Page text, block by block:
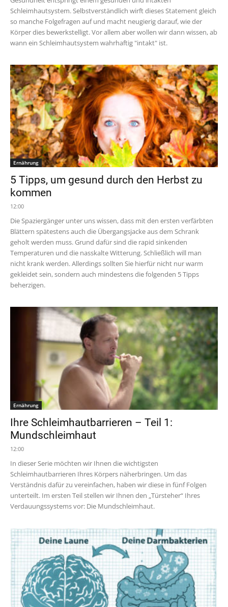
Schleimhautsystem. Selbstverständlich wirft dieses Statement gleich
so manche Folgefragen auf und macht neugierig darauf, wie der
Körper dies bewerkstelligt. Vor allem aber wollen wir dann wissen, ab
wann ein Schleimhautsystem wahrhaftig "intakt" ist.
Ernährung
5 Tipps, um gesund durch den Herbst zu
kommen
12:00
Die Spaziergänger unter uns wissen, dass mit den ersten verfärbten
Blättern spätestens auch die Übergangsjacke aus dem Schrank
geholt werden muss. Grund dafür sind die rapid sinkenden
Temperaturen und die nasskalte Witterung. Schließlich will man
nicht krank werden. Allerdings sollten Sie hierfür nicht nur warm
gekleidet sein, sondern auch mindestens die folgenden 5 Tipps
beherzigen.
Ernährung
Ihre Schleimhautbarrieren – Teil 1:
Mundschleimhaut
12:00
In dieser Serie möchten wir Ihnen die wichtigsten
Schleimhautbarrieren Ihres Körpers näherbringen. Um das
Verständnis dafür zu vereinfachen, haben wir diese in fünf Folgen
unterteilt. Im ersten Teil stellen wir Ihnen den „Türsteher“ Ihres
Verdauungssystems vor: Die Mundschleimhaut.